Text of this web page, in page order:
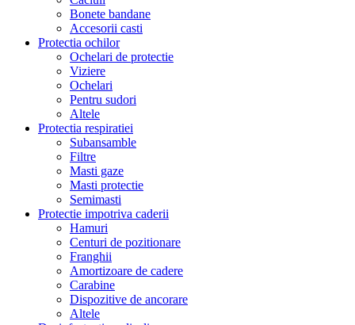
Bonete bandane
Accesorii casti
Protectia ochilor
Ochelari de protectie
Viziere
Ochelari
Pentru sudori
Altele
Protectia respiratiei
Subansamble
Filtre
Masti gaze
Masti protectie
Semimasti
Protectie impotriva caderii
Hamuri
Centuri de pozitionare
Franghii
Amortizoare de cadere
Carabine
Dispozitive de ancorare
Altele